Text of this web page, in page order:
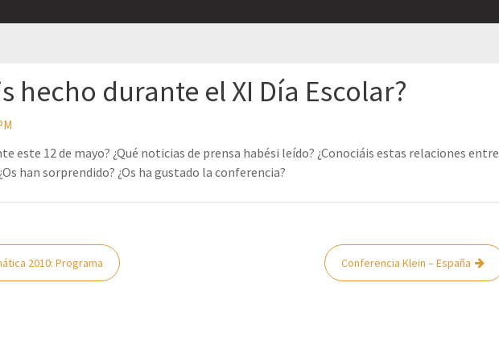
hecho durante el XI Día Escolar?
este 12 de mayo? ¿Qué noticias de prensa habési leído? ¿Conociáis estas relaciones entre
han sorprendido? ¿Os ha gustado la conferencia?
2010: Programa Conferencia Klein – España